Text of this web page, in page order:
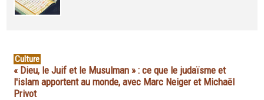
Culture
« Dieu, le Juif et le Musulman » : ce que le judaïsme et
l'islam apportent au monde, avec Marc Neiger et Michaël
Privot